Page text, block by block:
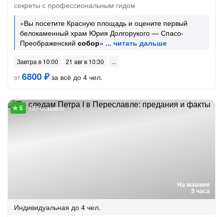
секреты с профессиональным гидом
«Вы посетите Красную площадь и оцените первый
белокаменный храм Юрия Долгорукого — Спасо-
Преображенский собор»
Завтра в 10:00
21 авг в 10:30
от6800 ₽за всё до 4 чел.
На машине
3 часа
137 отзывов
Индивидуальная до 4 чел.